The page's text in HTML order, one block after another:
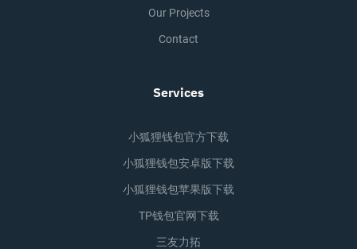
Our Projects
Contact
Services
小狐狸钱包官方下载
小狐狸钱包安卓版下载
小狐狸钱包苹果版下载
TP钱包官网下载
三友力拓